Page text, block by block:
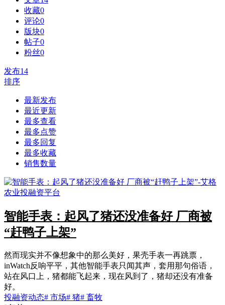
收藏0
评论0
版块0
帖子0
粉丝0
发布14
排序
最新发布
最近更新
最多查看
最多点赞
最多回复
最多收藏
销售数量
智能手表：起风了猪还没准备好 厂商被
“赶鸭子上架”
然而现实并不像想象中的那么美好，果壳手表一再跳票，
inWatch反响平平，其他智能手表只闻其声，套用那句俗语，
站在风口上，猪都能飞起来，现在风到了，猪却还没有准备
好。
投融资动态# 市场# 猪# 畜牧